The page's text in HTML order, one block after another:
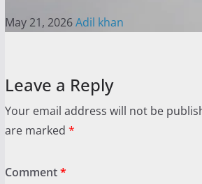
May 21, 2026Adil khan
Leave a Reply
Your email address will not be
are marked *
Comment*